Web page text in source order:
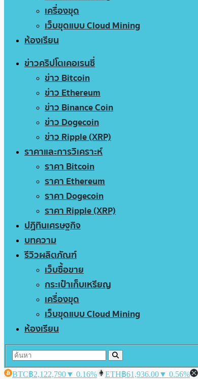
เครื่องขุด
เว็บขุดแบบ Cloud Mining
ห้องเรียน
ข่าวคริปโตเคอเรนซี่
ข่าว Bitcoin
ข่าว Ethereum
ข่าว Binance Coin
ข่าว Dogecoin
ข่าว Ripple (XRP)
ราคาและการวิเคราะห์
ราคา Bitcoin
ราคา Ethereum
ราคา Dogecoin
ราคา Ripple (XRP)
ปฏิทินเศรษฐกิจ
บทความ
รีวิวผลิตภัณฑ์
เว็บซื้อขาย
กระเป๋าเก็บเหรียญ
เครื่องขุด
เว็บขุดแบบ Cloud Mining
ห้องเรียน
BTC฿2,122,790▼ 0.16% ETH฿61,936.00▼ 0.56%